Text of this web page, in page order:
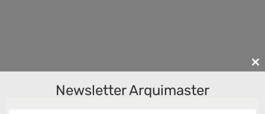
Newsletter Arquimaster